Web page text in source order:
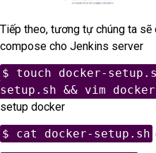
Tiếp theo, tương tự chúng ta
compose cho Jenkins server
$ touch docker-
setup.sh && vim
setup docker
$ cat docker-setup.sh